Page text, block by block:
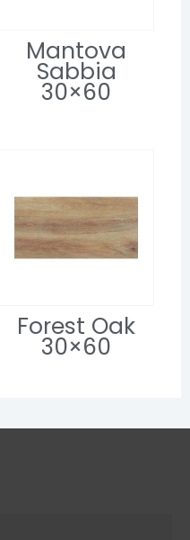
Mantova
Sabbia
30×60
Forest Oak
30×60